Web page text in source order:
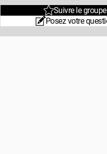
Suivre le groupe
Posez votre